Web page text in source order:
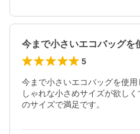
5
今まで小さいエコバッグを使
しゃれな小さめサイズが欲し
のサイズで満足です。